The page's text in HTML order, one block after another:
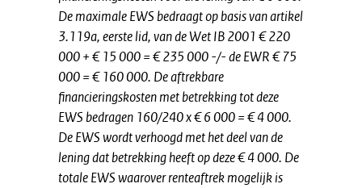
De maximale EWS bedraagt op basis van artikel
3.119a, eerste lid, van de Wet IB 2001 € 220
000 + € 15 000 = € 235 000 -/- de EWR € 75
000 = € 160 000. De aftrekbare
financieringskosten met betrekking tot deze
EWS bedragen 160/240 x € 6 000 = € 4 000.
De EWS wordt verhoogd met het deel van de
lening dat betrekking heeft op deze € 4 000. De
totale EWS waarover renteaftrek mogelijk is